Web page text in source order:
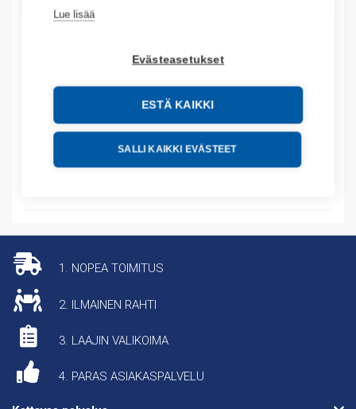
Lue lisää
Evästeasetukset
ESTÄ KAIKKI
SALLI KAIKKI EVÄSTEET
Tilauskoodi: 06390032010
Product order number: 06390032010
Valmistajan tuotenumero: 06390032010
1. NOPEA TOIMITUS
2. ILMAINEN RAHTI
3. LAAJIN VALIKOIMA
4. PARAS ASIAKASPALVELU